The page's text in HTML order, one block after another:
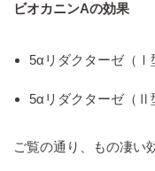
ビオカニンAの効果
5αリダクターゼ（Ⅰ
5αリダクターゼ（Ⅱ
ご覧の通り、もの凄い